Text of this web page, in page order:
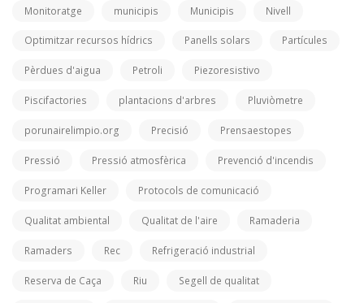
Monitoratge municipis Municipis Nivell
Optimitzar recursos hídrics Panells solars Partícules
Pèrdues d'aigua Petroli Piezoresistivo
Piscifactories plantacions d'arbres Pluviòmetre
porunairelimpio.org Precisió Prensaestopes
Pressió Pressió atmosfèrica Prevenció d'incendis
Programari Keller Protocols de comunicació
Qualitat ambiental Qualitat de l'aire Ramaderia
Ramaders Rec Refrigeració industrial
Reserva de Caça Riu Segell de qualitat